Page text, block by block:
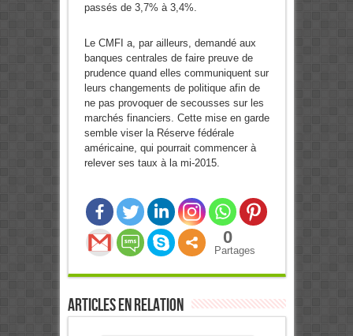
passés de 3,7% à 3,4%.
Le CMFI a, par ailleurs, demandé aux
banques centrales de faire preuve de
prudence quand elles communiquent sur
leurs changements de politique afin de
ne pas provoquer de secousses sur les
marchés financiers. Cette mise en garde
semble viser la Réserve fédérale
américaine, qui pourrait commencer à
relever ses taux à la mi-2015.
0
Partages
Articles en relation